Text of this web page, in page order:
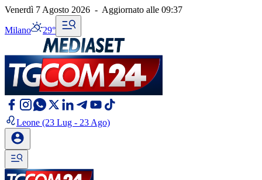
Venerdì 7 Agosto 2026 - Aggiornato alle 09:37
Milano 29°
Leone (23 Lug - 23 Ago)